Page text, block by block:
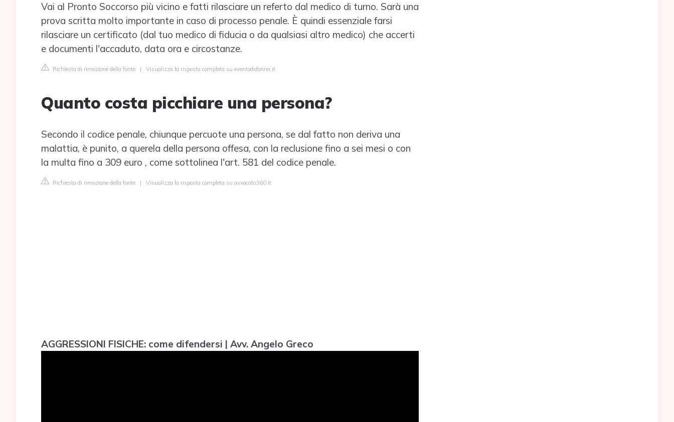
Vai al Pronto Soccorso più vicino e fatti rilasciare un referto dal medico di turno. Sarà una
prova scritta molto importante in caso di processo penale. È quindi essenziale farsi
rilasciare un certificato (dal tuo medico di fiducia o da qualsiasi altro medico) che accerti
e documenti l'accaduto, data ora e circostanze.
Richiesta di rimozione della fonte | Visualizza la risposta completa su eventodidonna.it
Quanto costa picchiare una persona?
Secondo il codice penale, chiunque percuote una persona, se dal fatto non deriva una
malattia, è punito, a querela della persona offesa, con la reclusione fino a sei mesi o con
la multa fino a 309 euro , come sottolinea l'art. 581 del codice penale.
Richiesta di rimozione della fonte | Visualizza la risposta completa su avvocato360.it
AGGRESSIONI FISICHE: come difendersi | Avv. Angelo Greco